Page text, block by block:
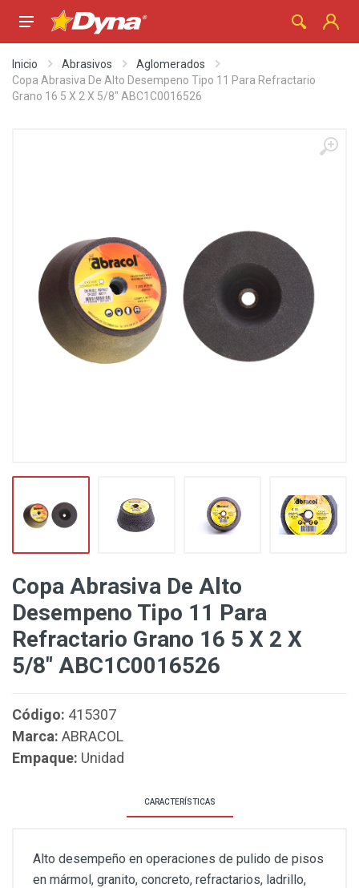
Inicio Abrasivos
Aglomerados
Copa Abrasiva De Alto Desempeno Tipo 11 Para Refractario
Grano 16 5 X 2 X 5/8" ABC1C0016526
Copa Abrasiva De Alto
Desempeno Tipo 11 Para
Refractario Grano 16 5 X 2 X
5/8" ABC1C0016526
Código: 415307
Marca: ABRACOL
Empaque: Unidad
CARACTERÍSTICAS
Alto desempeño en operaciones de pulido de pisos
en mármol, granito, concreto, refractarios, ladrillo,